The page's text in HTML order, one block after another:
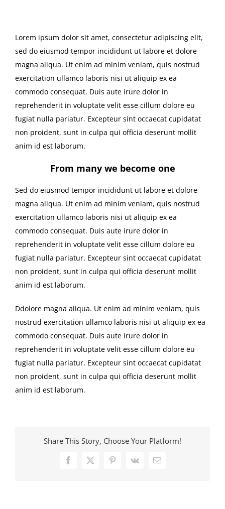
Lorem ipsum dolor sit amet, consectetur adipiscing elit,
sed do eiusmod tempor incididunt ut labore et dolore
magna aliqua. Ut enim ad minim veniam, quis nostrud
exercitation ullamco laboris nisi ut aliquip ex ea
commodo consequat. Duis aute irure dolor in
reprehenderit in voluptate velit esse cillum dolore eu
fugiat nulla pariatur. Excepteur sint occaecat cupidatat
non proident, sunt in culpa qui officia deserunt mollit
anim id est laborum.
From many we become one
Sed do eiusmod tempor incididunt ut labore et dolore
magna aliqua. Ut enim ad minim veniam, quis nostrud
exercitation ullamco laboris nisi ut aliquip ex ea
commodo consequat. Duis aute irure dolor in
reprehenderit in voluptate velit esse cillum dolore eu
fugiat nulla pariatur. Excepteur sint occaecat cupidatat
non proident, sunt in culpa qui officia deserunt mollit
anim id est laborum.
Ddolore magna aliqua. Ut enim ad minim veniam, quis
nostrud exercitation ullamco laboris nisi ut aliquip ex ea
commodo consequat. Duis aute irure dolor in
reprehenderit in voluptate velit esse cillum dolore eu
fugiat nulla pariatur. Excepteur sint occaecat cupidatat
non proident, sunt in culpa qui officia deserunt mollit
anim id est laborum.
Share This Story, Choose Your Platform!
Facebook
X Pinterest
Vk Email